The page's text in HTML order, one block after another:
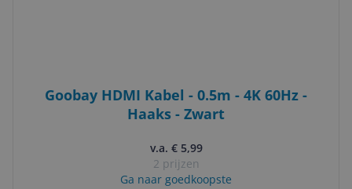
Goobay HDMI Kabel - 0.5m - 4K 60Hz -
Haaks - Zwart
v.a. € 5,99
2 prijzen
Ga naar goedkoopste